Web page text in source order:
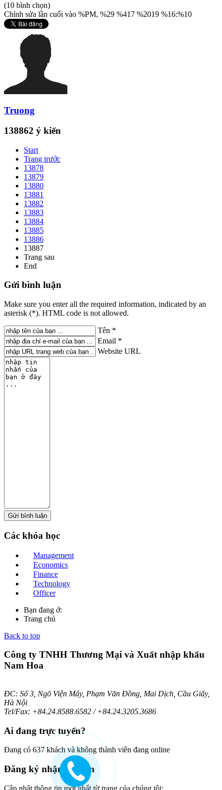
(10 bình chọn)
Chỉnh sửa lần cuối vào %PM, %29 %417 %2019 %16:%10
Truong
138862 ý kiến
Start
Trang trước
13878
13879
13880
13881
13882
13883
13884
13885
13886
13887
Trang sau
End
Gửi bình luận
Make sure you enter all the required information, indicated by an
asterisk (*). HTML code is not allowed.
Tên *
Email *
Website URL
Các khóa học
Management
Economics
Finance
Technology
Officer
Bạn đang ở:
Trang chủ
Back to top
Công ty TNHH Thương Mại và Xuất nhập khẩu
Nam Hoa
ĐC: Số 3, Ngõ Viện Máy, Phạm Văn Đồng, Mai Dịch, Cầu Giấy,
Hà Nội
Tel/Fax: +84.24.8588.6582 / +84.24.3205.3686
Ai đang trực tuyến?
Đang có 637 khách và không thành viên đang online
Đăng ký nhận bản tin
Cập nhật thông tin mới nhất từ trang của chúng tôi: